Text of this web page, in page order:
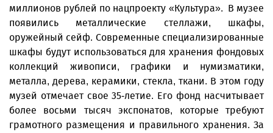
миллионов рублей по нацпроекту «Культура». В музее
появились металлические стеллажи, шкафы,
оружейный сейф. Современные специализированные
шкафы будут использоваться для хранения фондовых
коллекций живописи, графики и нумизматики,
металла, дерева, керамики, стекла, ткани. В этом году
музей отмечает свое 35-летие. Его фонд насчитывает
более восьми тысяч экспонатов, которые требуют
грамотного размещения и правильного хранения. За